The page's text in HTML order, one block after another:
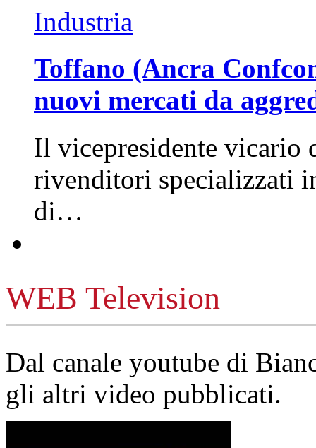
Industria
Toffano (Ancra
nuovi mercati da
Il vicepresidente vicario
rivenditori specializzati
di…
WEB Television
Dal canale youtube di
gli altri video pubblicati.